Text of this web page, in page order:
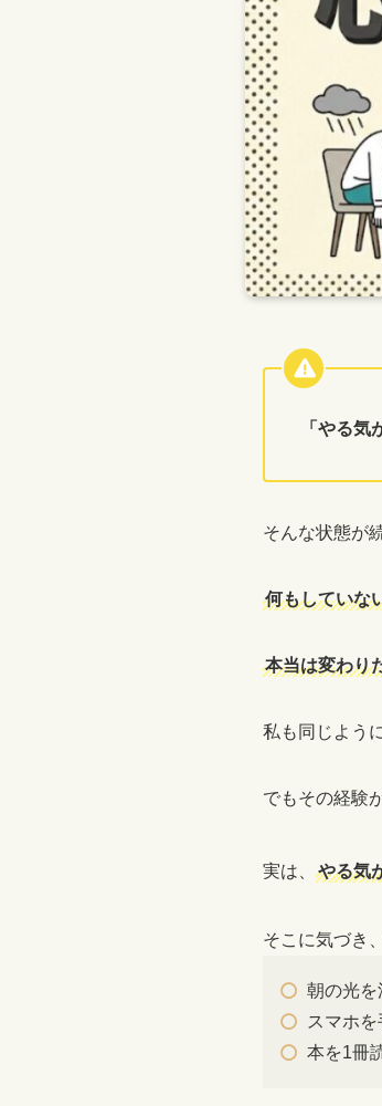
「やる気
そんな状態が
何もしていな
本当は変わり
私も同じよう
でもその経験
実は、 やる気
そこに気づき
朝の光を
スマホを
本を1冊